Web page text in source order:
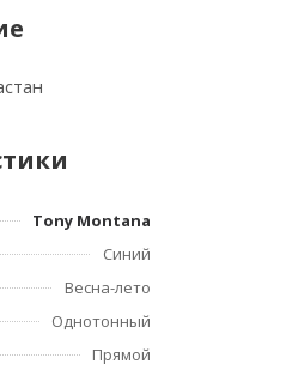
Tony Montana
Синий
Весна-лето
Однотонный
Прямой